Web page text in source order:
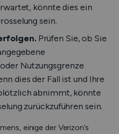
könnte dies ein
sein.
Prüfen Sie, ob Sie
Nutzungsgrenze
dies der Fall ist und Ihre
abnimmt, könnte
zurückzuführen sein.
einige der Verizon’s